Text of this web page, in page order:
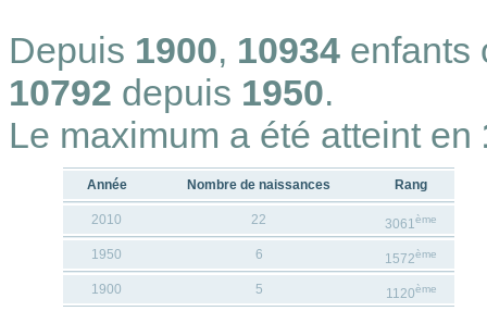
Depuis 1900, 10934 enfants
10792 depuis 1950.
Le maximum a été atteint en
Année Nombre de naissances Rang
2010 22 3061ème
1950 6 1572ème
1900 5 1120ème